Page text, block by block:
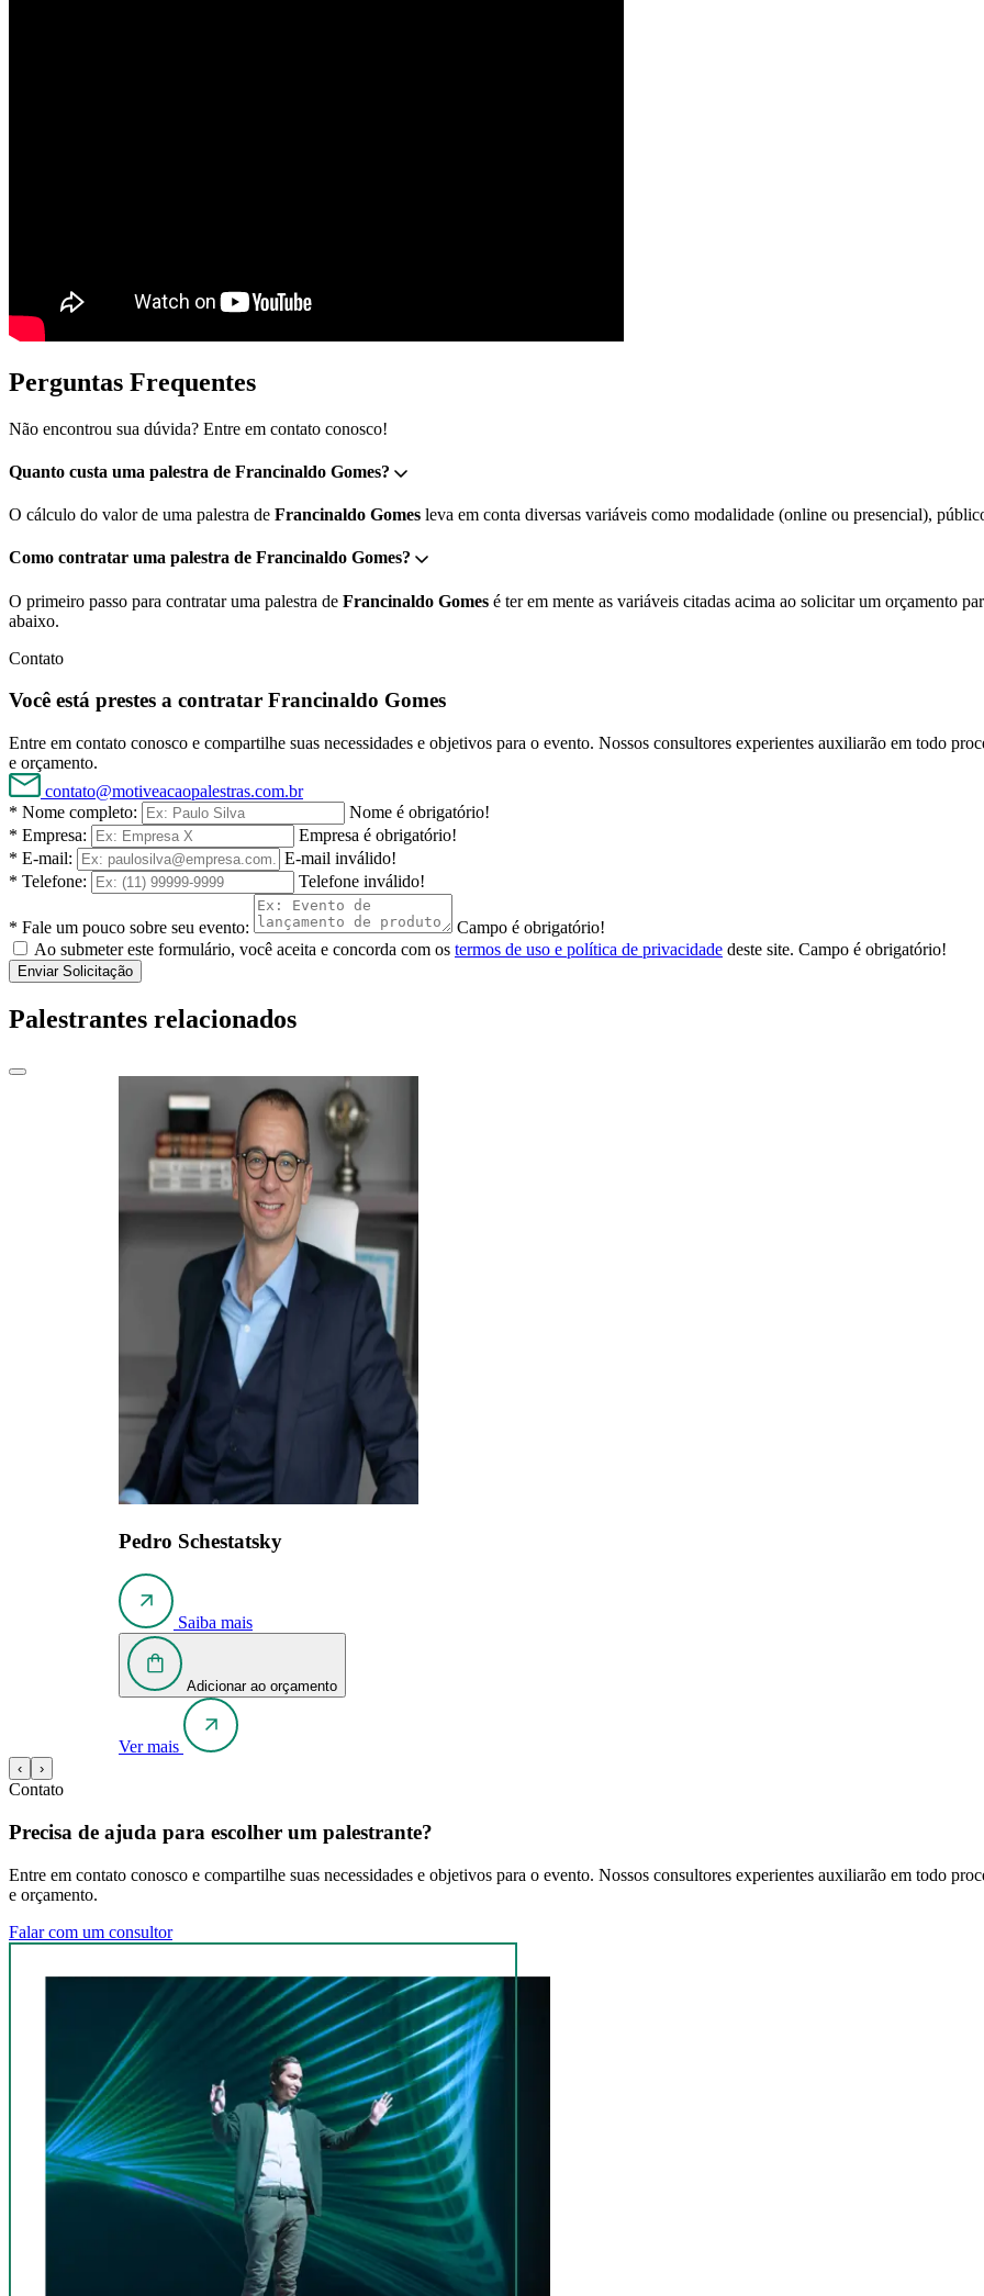
Perguntas Frequentes
Não encontrou sua dúvida? Entre em contato conosco!
Quanto custa uma palestra de Francinaldo Gomes?
O cálculo do valor de uma palestra de Francinaldo Gomes leva em conta diversas variáveis como modalidade (online ou presencial),
Como contratar uma palestra de Francinaldo Gomes?
O primeiro passo para contratar uma palestra de Francinaldo Gomes é ter em mente as variáveis citadas acima ao solicitar um orçamento
abaixo.
Contato
Você está prestes a contratar Francinaldo Gomes
Entre em contato conosco e compartilhe suas necessidades e objetivos para o evento. Nossos consultores experientes auxiliarão em todo
e orçamento.
contato@motiveacaopalestras.com.br
* Nome completo:
Nome é obrigatório!
* Empresa:
Empresa é obrigatório!
* E-mail:
E-mail inválido!
* Telefone:
Telefone inválido!
* Fale um pouco sobre seu evento:
Campo é obrigatório!
Ao submeter este formulário, você aceita e concorda com os termos de uso e política de privacidade deste site. Campo é obrigatório!
Enviar Solicitação
Palestrantes relacionados
Pedro Schestatsky
Saiba mais
Adicionar ao orçamento
Ver mais
‹ ›
Contato
Precisa de ajuda para escolher um palestrante?
Entre em contato conosco e compartilhe suas necessidades e objetivos para o evento. Nossos consultores experientes auxiliarão em todo
e orçamento.
Falar com um consultor